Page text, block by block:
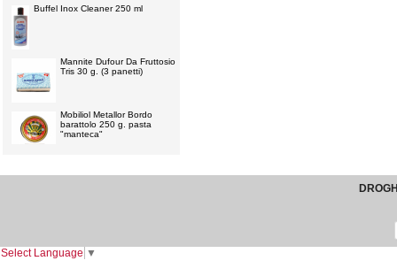
Buffel Inox Cleaner 250 ml
Mannite Dufour Da Fruttosio
Tris 30 g. (3 panetti)
Mobiliol Metallor Bordo
barattolo 250 g. pasta
"manteca"
Select Language ▼